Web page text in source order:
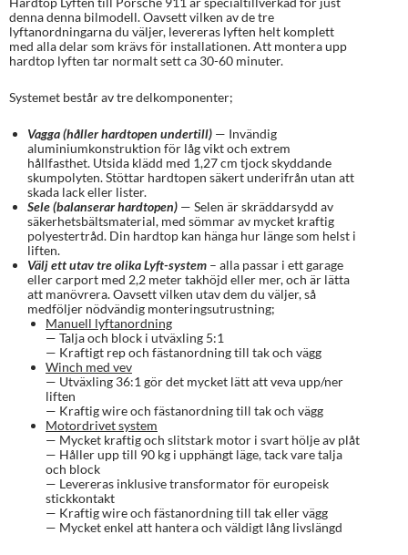
denna denna bilmodell. Oavsett vilken av de tre
lyftanordningarna du väljer, levereras lyften helt komplett
med alla delar som krävs för installationen. Att montera upp
hardtop lyften tar normalt sett ca 30-60 minuter.
Systemet består av tre delkomponenter;
Vagga (håller hardtopen undertill) — Invändig
aluminiumkonstruktion för låg vikt och extrem
hållfasthet. Utsida klädd med 1,27 cm tjock skyddande
skumpolyten. Stöttar hardtopen säkert underifrån utan att
skada lack eller lister.
Sele (balanserar hardtopen) — Selen är skräddarsydd av
säkerhetsbältsmaterial, med sömmar av mycket kraftig
polyestertråd. Din hardtop kan hänga hur länge som helst i
liften.
Välj ett utav tre olika Lyft-system – alla passar i ett garage
eller carport med 2,2 meter takhöjd eller mer, och är lätta
att manövrera. Oavsett vilken utav dem du väljer, så
medföljer nödvändig monteringsutrustning;
Manuell lyftanordning
— Talja och block i utväxling 5:1
— Kraftigt rep och fästanordning till tak och vägg
Winch med vev
— Utväxling 36:1 gör det mycket lätt att veva upp/ner
liften
— Kraftig wire och fästanordning till tak och vägg
Motordrivet system
— Mycket kraftig och slitstark motor i svart hölje av plåt
— Håller upp till 90 kg i upphängt läge, tack vare talja
och block
— Levereras inklusive transformator för europeisk
stickkontakt
— Kraftig wire och fästanordning till tak eller vägg
— Mycket enkel att hantera och väldigt lång livslängd